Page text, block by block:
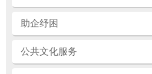
助企纾困
公共文化服务